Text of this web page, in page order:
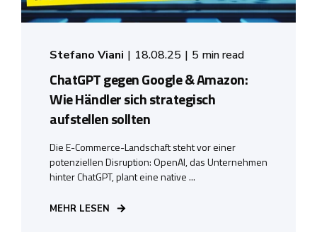
Stefano Viani 18.08.25 5 min read
ChatGPT gegen Google & Amazon:
Wie Händler sich strategisch
aufstellen sollten
Die E-Commerce-Landschaft steht vor einer
potenziellen Disruption: OpenAI, das Unternehmen
hinter ChatGPT, plant eine native ...
MEHR LESEN